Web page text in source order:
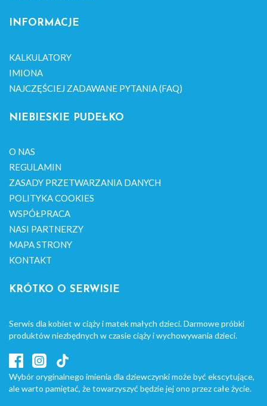
INFORMACJE
KALKULATORY
IMIONA
NAJCZĘŚCIEJ ZADAWANE PYTANIA (FAQ)
NIEBIESKIE PUDEŁKO
O NAS
REGULAMIN
ZASADY PRZETWARZANIA DANYCH
POLITYKA COOKIES
WSPÓŁPRACA
NASI PARTNERZY
MAPA STRONY
KONTAKT
KRÓTKO O SERWISIE
Serwis dla kobiet w ciąży i matek małych dzieci. Darmowe próbki
produktów niezbędnych w czasie ciąży i wychowywania dzieci.
Wybór oryginalnego imienia dla dziewczynki może być ekscytujące,
ale warto pamiętać, że towarzyszyć będzie jej ono przez całe życie.